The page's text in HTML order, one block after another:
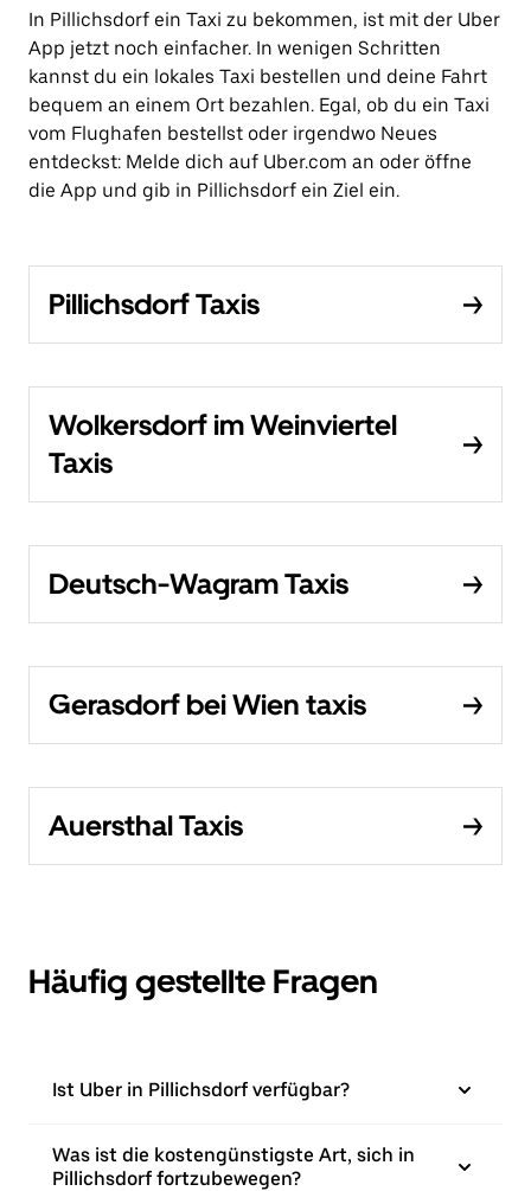
In Pillichsdorf ein Taxi zu bekommen, ist mit der Uber
App jetzt noch einfacher. In wenigen Schritten
kannst du ein lokales Taxi bestellen und deine Fahrt
bequem an einem Ort bezahlen. Egal, ob du ein Taxi
vom Flughafen bestellst oder irgendwo Neues
entdeckst: Melde dich auf Uber.com an oder öffne
die App und gib in Pillichsdorf ein Ziel ein.
Pillichsdorf Taxis
Wolkersdorf im Weinviertel
Taxis
Deutsch-Wagram Taxis
Gerasdorf bei Wien taxis
Auersthal Taxis
Häufig gestellte Fragen
Ist Uber in Pillichsdorf verfügbar?
Was ist die kostengünstigste Art, sich in
Pillichsdorf fortzubewegen?